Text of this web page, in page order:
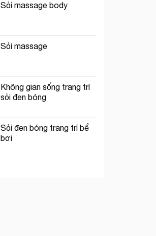
Sỏi massage body
Sỏi massage
Không gian sống trang trí
sỏi đen bóng
Sỏi đen bóng trang trí bể
bơi